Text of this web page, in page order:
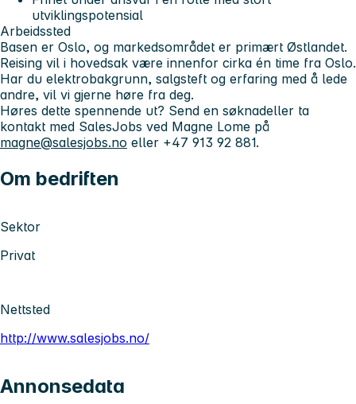
utviklingspotensial
Arbeidssted
Basen er Oslo, og markedsområdet er primært Østlandet.
Reising vil i hovedsak være innenfor cirka én time fra Oslo.
Har du elektrobakgrunn, salgsteft og erfaring med å lede
andre, vil vi gjerne høre fra deg.
Høres dette spennende ut? Send en søknadeller ta
kontakt med SalesJobs ved Magne Lome på
magne@salesjobs.no eller +47 913 92 881.
Om bedriften
Sektor
Privat
Nettsted
http://www.salesjobs.no/
Annonsedata